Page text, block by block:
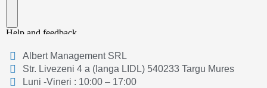
Albert Management SRL
Str. Livezeni 4 a (langa LIDL) 540233 Targu Mures
Luni -Vineri : 10:00 – 17:00